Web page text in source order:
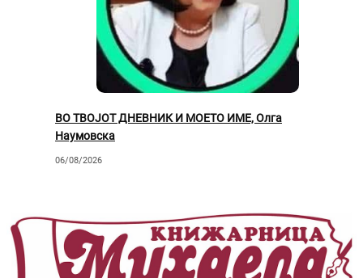
ВО ТВОЈОТ ДНЕВНИК И МОЕТО ИМЕ, Олга
Наумовска
06/08/2026